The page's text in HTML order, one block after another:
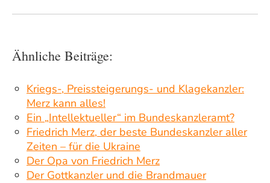
Ähnliche Beiträge:
Kriegs-, Preissteigerungs- und Klagekanzler:
Merz kann alles!
Ein „Intellektueller“ im Bundeskanzleramt?
Friedrich Merz, der beste Bundeskanzler aller
Zeiten – für die Ukraine
Der Opa von Friedrich Merz
Der Gottkanzler und die Brandmauer